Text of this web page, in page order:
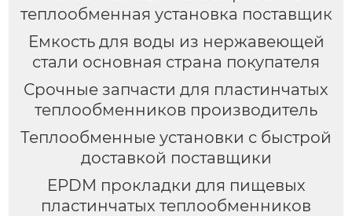
теплообменная установка поставщик
Емкость для воды из нержавеющей
стали основная страна покупателя
Срочные запчасти для пластинчатых
теплообменников производитель
Теплообменные установки с быстрой
доставкой поставщики
EPDM прокладки для пищевых
пластинчатых теплообменников